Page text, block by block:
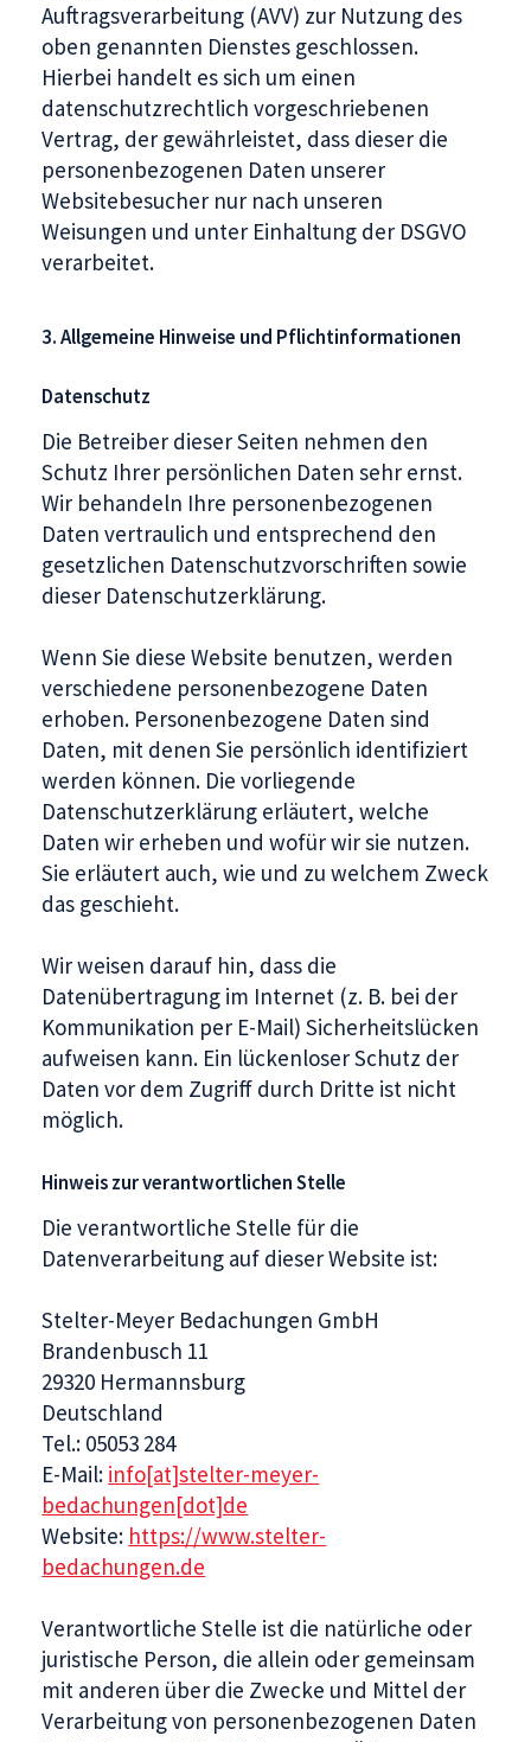
Auftragsverarbeitung (AVV) zur Nutzung des
oben genannten Dienstes geschlossen.
Hierbei handelt es sich um einen
datenschutzrechtlich vorgeschriebenen
Vertrag, der gewährleistet, dass dieser die
personenbezogenen Daten unserer
Websitebesucher nur nach unseren
Weisungen und unter Einhaltung der DSGVO
verarbeitet.
3. Allgemeine Hinweise und Pflicht­informationen
Datenschutz
Die Betreiber dieser Seiten nehmen den
Schutz Ihrer persönlichen Daten sehr ernst.
Wir behandeln Ihre personenbezogenen
Daten vertraulich und entsprechend den
gesetzlichen Datenschutzvorschriften sowie
dieser Datenschutzerklärung.
Wenn Sie diese Website benutzen, werden
verschiedene personenbezogene Daten
erhoben. Personenbezogene Daten sind
Daten, mit denen Sie persönlich identifiziert
werden können. Die vorliegende
Datenschutzerklärung erläutert, welche
Daten wir erheben und wofür wir sie nutzen.
Sie erläutert auch, wie und zu welchem Zweck
das geschieht.
Wir weisen darauf hin, dass die
Datenübertragung im Internet (z. B. bei der
Kommunikation per E-Mail) Sicherheitslücken
aufweisen kann. Ein lückenloser Schutz der
Daten vor dem Zugriff durch Dritte ist nicht
möglich.
Hinweis zur verantwortlichen Stelle
Die verantwortliche Stelle für die
Datenverarbeitung auf dieser Website ist:
Stelter-Meyer Bedachungen GmbH
Brandenbusch 11
29320 Hermannsburg
Deutschland
Tel.: 05053 284
E-Mail: info[at]stelter-meyer-
bedachungen[dot]de
Website: https://www.stelter-
bedachungen.de
Verantwortliche Stelle ist die natürliche oder
juristische Person, die allein oder gemeinsam
mit anderen über die Zwecke und Mittel der
Verarbeitung von personenbezogenen Daten